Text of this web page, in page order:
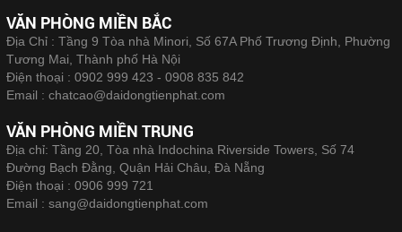
VĂN PHÒNG MIỀN BẮC
Địa Chỉ : Tầng 9 Tòa nhà Minori, Số 67A Phố Trương Định, Phường
Tương Mai, Thành phố Hà Nội
Điện thoại : 0902 999 423 - 0908 835 842
Email : chatcao@daidongtienphat.com
VĂN PHÒNG MIỀN TRUNG
Địa chỉ: Tầng 20, Tòa nhà Indochina Riverside Towers, Số 74
Đường Bạch Đằng, Quận Hải Châu, Đà Nẵng
Điện thoại : 0906 999 721
Email : sang@daidongtienphat.com